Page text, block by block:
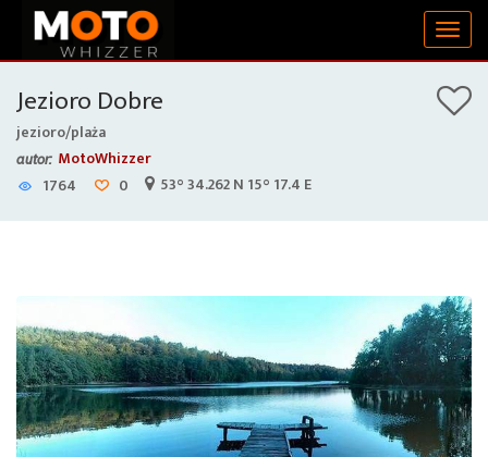
Jezioro Dobre
jezioro/plaża
autor: MotoWhizzer
1764
0 53° 34.262 N 15° 17.4 E